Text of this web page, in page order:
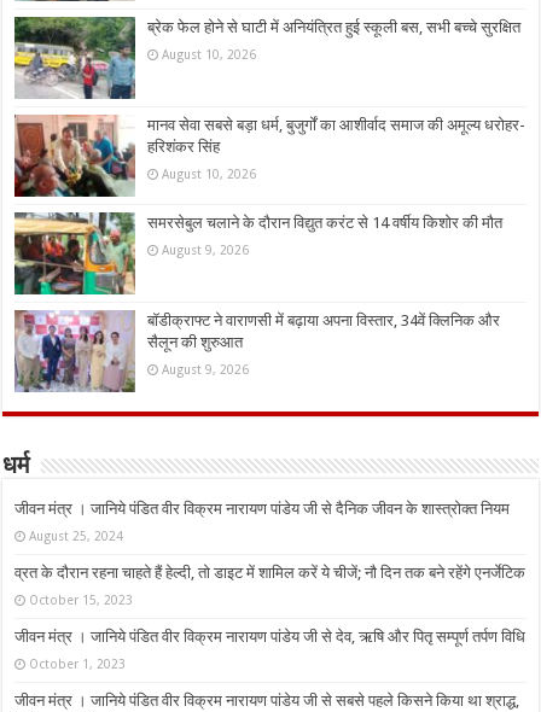
ब्रेक फेल होने से घाटी में अनियंत्रित हुई स्कूली बस, सभी बच्चे सुरक्षित
August 10, 2026
मानव सेवा सबसे बड़ा धर्म, बुजुर्गों का आशीर्वाद समाज की अमूल्य धरोहर-
हरिशंकर सिंह
August 10, 2026
समरसेबुल चलाने के दौरान विद्युत करंट से 14 वर्षीय किशोर की मौत
August 9, 2026
बॉडीक्राफ्ट ने वाराणसी में बढ़ाया अपना विस्तार, 34वें क्लिनिक और
सैलून की शुरुआत
August 9, 2026
धर्म
जीवन मंत्र । जानिये पंडित वीर विक्रम नारायण पांडेय जी से दैनिक जीवन के शास्त्रोक्त नियम
August 25, 2024
व्रत के दौरान रहना चाहते हैं हेल्दी, तो डाइट में शामिल करें ये चीजें; नौ दिन तक बने रहेंगे एनर्जेटिक
October 15, 2023
जीवन मंत्र । जानिये पंडित वीर विक्रम नारायण पांडेय जी से देव, ऋषि और पितृ सम्पूर्ण तर्पण विधि
October 1, 2023
जीवन मंत्र । जानिये पंडित वीर विक्रम नारायण पांडेय जी से सबसे पहले किसने किया था श्राद्ध,